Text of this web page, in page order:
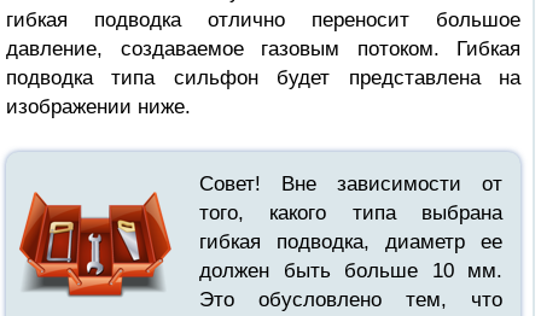
гибкая подводка отлично переносит большое
давление, создаваемое газовым потоком. Гибкая
подводка типа сильфон будет представлена на
изображении ниже.
Совет! Вне зависимости от
того, какого типа выбрана
гибкая подводка, диаметр ее
должен быть больше 10 мм.
Это обусловлено тем, что